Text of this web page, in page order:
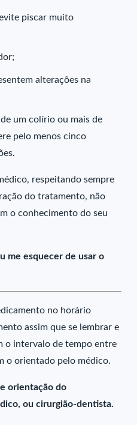
piscar muito
alterações na
um colírio ou mais de
pelo menos cinco
respeitando sempre
do tratamento, não
o conhecimento do seu
me esquecer de usar o
no horário
assim que se lembrar e
o intervalo de tempo entre
o orientado pelo médico.
orientação do
ou cirurgião-dentista.